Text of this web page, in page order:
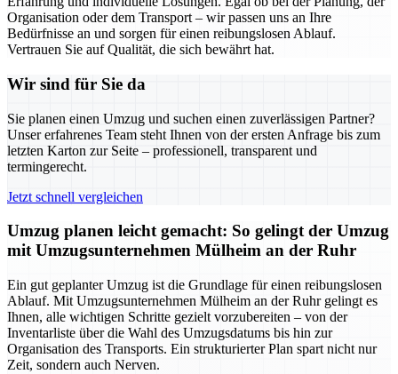
Organisation oder dem Transport – wir passen uns an Ihre
Bedürfnisse an und sorgen für einen reibungslosen Ablauf.
Vertrauen Sie auf Qualität, die sich bewährt hat.
Wir sind für Sie da
Sie planen einen Umzug und suchen einen zuverlässigen Partner?
Unser erfahrenes Team steht Ihnen von der ersten Anfrage bis zum
letzten Karton zur Seite – professionell, transparent und
termingerecht.
Jetzt schnell vergleichen
Umzug planen leicht gemacht: So gelingt der Umzug
mit Umzugsunternehmen Mülheim an der Ruhr
Ein gut geplanter Umzug ist die Grundlage für einen reibungslosen
Ablauf. Mit Umzugsunternehmen Mülheim an der Ruhr gelingt es
Ihnen, alle wichtigen Schritte gezielt vorzubereiten – von der
Inventarliste über die Wahl des Umzugsdatums bis hin zur
Organisation des Transports. Ein strukturierter Plan spart nicht nur
Zeit, sondern auch Nerven.